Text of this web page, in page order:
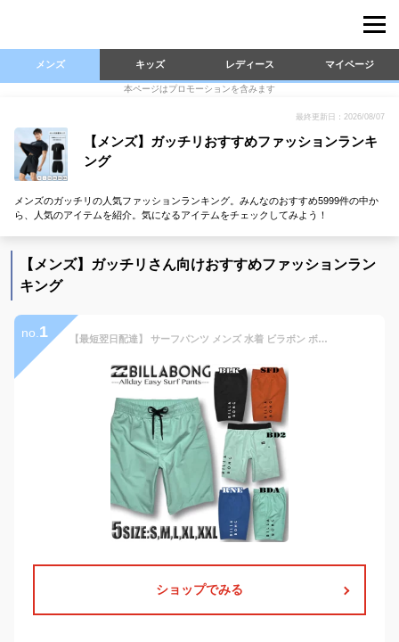
メンズ キッズ レディース マイページ
本ページはプロモーションを含みます
最終更新日：2026/08/07
【メンズ】ガッチリおすすめファッションランキ
ング
メンズのガッチリの人気ファッションランキング。みんなのおすすめ5999件の中か
ら、人気のアイテムを紹介。気になるアイテムをチェックしてみよう！
【メンズ】ガッチリさん向けおすすめファッションラン
キング
no. 1 【最短翌日配達】 サーフパンツ メンズ 水着 ビラボン ボードショーツ インナー付き 海パン BILLABONG 海水パンツ サーフトランクス サーフブランド 大きいサイズ 2XL XXL 3L【あす楽対応】 BF011-401
ショップでみる